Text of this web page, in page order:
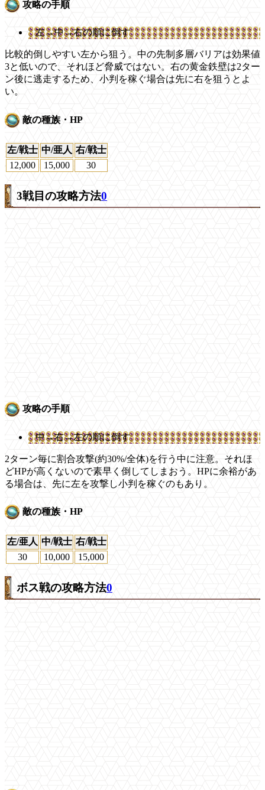
攻略の手順
左→中→右の順に倒す
比較的倒しやすい左から狙う。中の先制多層バリアは効果値
3と低いので、それほど脅威ではない。右の黄金鉄壁は2ター
ン後に逃走するため、小判を稼ぐ場合は先に右を狙うとよ
い。
敵の種族・HP
左/戦士 中/亜人 右/戦士
12,000
15,000 30
3戦目の攻略方法0
攻略の手順
中→右→左の順に倒す
2ターン毎に割合攻撃(約30%/全体)を行う中に注意。それほ
どHPが高くないので素早く倒してしまおう。HPに余裕があ
る場合は、先に左を攻撃し小判を稼ぐのもあり。
敵の種族・HP
左/亜人 中/戦士 右/戦士
30
10,000 15,000
ボス戦の攻略方法0